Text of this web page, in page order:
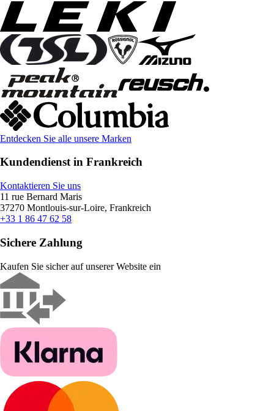
Entdecken Sie alle unsere Marken
Kundendienst in Frankreich
Kontaktieren Sie uns
11 rue Bernard Maris
37270 Montlouis-sur-Loire, Frankreich
+33 1 86 47 62 58
Sichere Zahlung
Kaufen Sie sicher auf unserer Website ein